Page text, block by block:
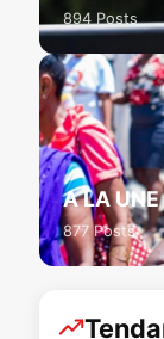
894 Posts
A LA UNE
877 Posts